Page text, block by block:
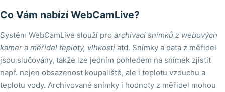
Co Vám nabízí WebCamLive?
Systém WebCamLive slouží pro archivaci snímků z webových
kamer a měřidel teploty, vlhkosti atd. Snímky a data z měřidel
jsou slučovány, takže lze jedním pohledem na snímek zjistit
např. nejen obsazenost koupaliště, ale i teplotu vzduchu a
teplotu vody. Archivované snímky i hodnoty z měřidel mohou